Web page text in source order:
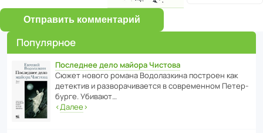
Отправить комментарий
Популярное
Последнее дело майора Чистова
Сюжет нового романа Водо­ла­з­кина пост­роен как
дете­ктив и разво­ра­чи­ва­ется в совре­менном Пете­р­
бурге. Убивают…
‹Далее›